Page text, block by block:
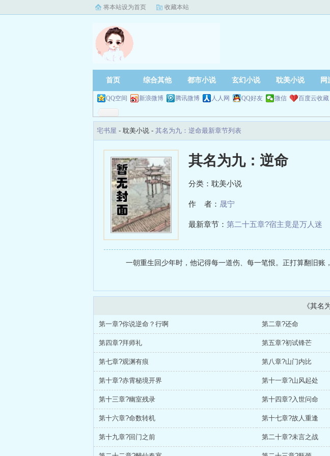
将本站设为首页 收藏本站
首页 综合其他 都市小说 玄幻小说 耽美小说 网
QQ空间 新浪微博 腾讯微博 人人网 QQ好友 微信 百度云收藏
宅书屋 - 耽美小说 - 其名为九：逆命最新章节列表
其名为九：逆命
分类：耽美小说
作 者： 晟宁
最新章节： 第二十五章?宿主竟是万人迷
一朝重生回少年时，他记得每一道伤、每一笔恨。正打算翻旧账
《其名
第一章?你说逆命？行啊 第二章?还命
第四章?拜师礼 第五章?初试锋芒
第七章?观渊有痕 第八章?山门内比
第十章?赤霄秘境开界 第十一章?山风起处
第十三章?幽室残录 第十四章?入世问命
第十六章?命数转机 第十七章?故人重逢
第十九章?回门之前 第二十章?未言之战